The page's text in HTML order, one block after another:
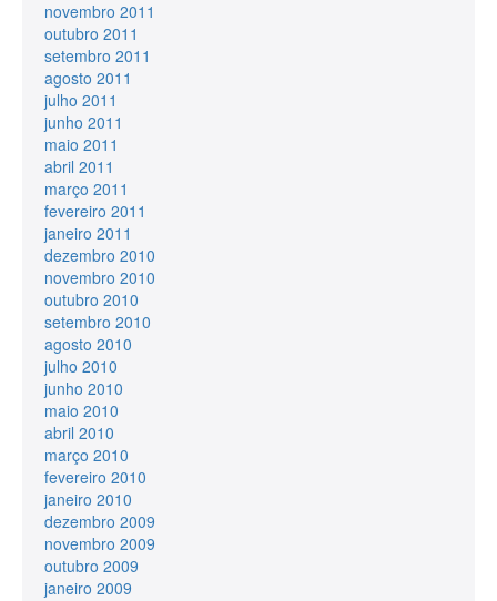
novembro 2011
outubro 2011
setembro 2011
agosto 2011
julho 2011
junho 2011
maio 2011
abril 2011
março 2011
fevereiro 2011
janeiro 2011
dezembro 2010
novembro 2010
outubro 2010
setembro 2010
agosto 2010
julho 2010
junho 2010
maio 2010
abril 2010
março 2010
fevereiro 2010
janeiro 2010
dezembro 2009
novembro 2009
outubro 2009
janeiro 2009